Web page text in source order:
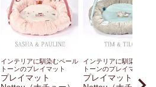
インテリアに馴染むペール
トーンのプレイマット
プレイマット
インテリアに馴染むペー
トーンのプレイマット
プレイマット